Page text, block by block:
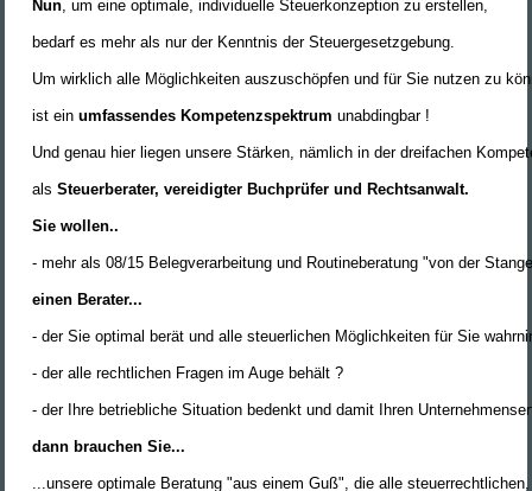
Nun, um eine optimale, individuelle Steuerkonzeption zu erstellen,
bedarf es mehr als nur der Kenntnis der Steuergesetzgebung.
Um wirklich alle Möglichkeiten auszuschöpfen und für Sie nutzen zu
ist einumfassendes Kompetenzspektrum unabdingbar !
Und genau hier liegen unsere Stärken, nämlich in der dreifachen
alsSteuerberater, vereidigter Buchprüfer und Rechtsanwalt.
Sie wollen..
- mehr als 08/15 Belegverarbeitung und Routineberatung "von der
einen Berater...
- der Sie optimal berät und alle steuerlichen Möglichkeiten für Sie
- der alle rechtlichen Fragen im Auge behält ?
- der Ihre betriebliche Situation bedenkt und damit Ihren
dann brauchen Sie...
...unsere optimale Beratung "aus einem Guß", die alle